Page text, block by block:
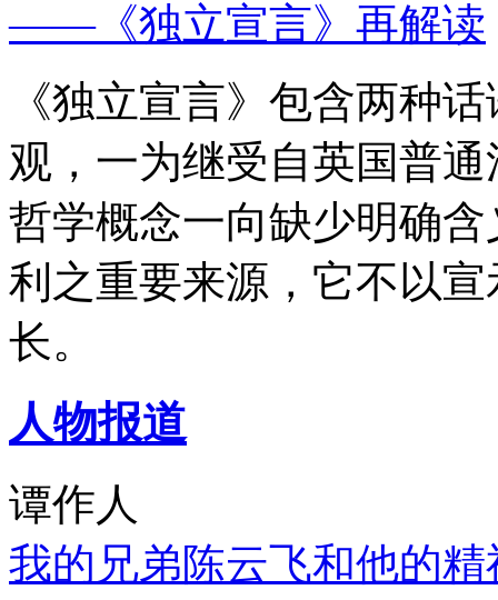
——《独立宣言》再解读
《独立宣言》包含两种
观，一为继受自英国普
哲学概念一向缺少明确
利之重要来源，它不以
长。
人物报道
谭作人
我的兄弟陈云飞和他的